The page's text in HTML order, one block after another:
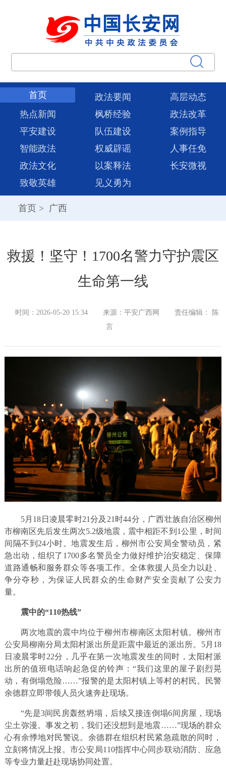
首页 政法要闻
高层动态
热点新闻
枫桥经验
政法改革
平安建设
队伍建设
案例指导
智能政法
权威辟谣
人事任免
政法文化
以案释法
长安微视
致敬英雄
见义勇为
首页 > 广西
救援！坚守！1700名警力守护震区
生命第一线
时间：2026-05-20 15:34 来源：平安广西网
责任编辑： 陈
言
5月18日凌晨零时21分及21时44分，广西壮族自治区柳州
市柳南区先后发生两次5.2级地震，震中相距不到1公里，时间
间隔不到24小时。地震发生后，柳州市公安局全警动员，紧
急出动，组织了1700多名警员全力做好维护治安稳定、保障
道路通畅和服务群众等各项工作。全体救援人员全力以赴、
争分夺秒，为保证人民群众的生命财产安全贡献了公安力
量。
震中的“110热线”
两次地震的震中均位于柳州市柳南区太阳村镇。柳州市
公安局柳南分局太阳村派出所是距震中最近的派出所。5月18
日凌晨零时22分，几乎在第一次地震发生的同时，太阳村派
出所的值班电话响起急促的铃声：“我们这里的屋子剧烈晃
动，有倒塌危险……”报警的是太阳村镇上等村的村民。民警
余德群立即带领人员火速奔赴现场。
“先是3间民房轰然坍塌，后续又接连倒塌6间房屋，现场
尘土弥漫。事发之初，我们还没想到是地震……”现场的群众
心有余悸地对民警说。余德群在组织村民紧急疏散的同时，
立刻将情况上报。市公安局110指挥中心同步联动消防、应急
等专业力量赶赴现场协同处置。